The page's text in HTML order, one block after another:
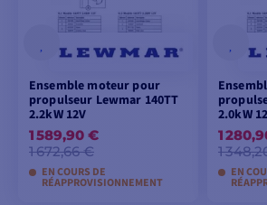
Ensemble moteur pour
propulseur Lewmar 140TT
2.2kW 12V
1 589,90 €
1 672,66 €
EN COURS DE
RÉAPPROVISIONNEMENT
2.0kW
1
1
EN